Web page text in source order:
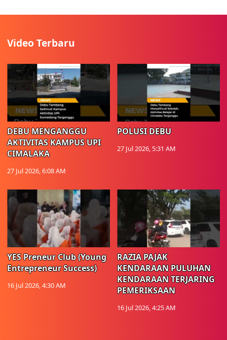
Video Terbaru
DEBU MENGANGGU
AKTIVITAS KAMPUS UPI
CIMALAKA
27 Jul 2026, 6:08 AM
POLUSI DEBU
27 Jul 2026, 5:31 AM
YES Preneur Club (Young
Entrepreneur Success)
16 Jul 2026, 4:30 AM
RAZIA PAJAK
KENDARAAN PULUHAN
KENDARAAN TERJARING
PEMERIKSAAN
16 Jul 2026, 4:25 AM